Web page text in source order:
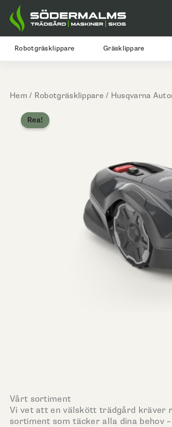
Hoppa
till
innehåll
Robotgräsklippare Gräsklippare
Hem/ Robotgräsklippare / Husqvarna
Rea!
Vårt sortiment
Vi vet att en välskött trädgård
sortiment som täcker alla dina behov